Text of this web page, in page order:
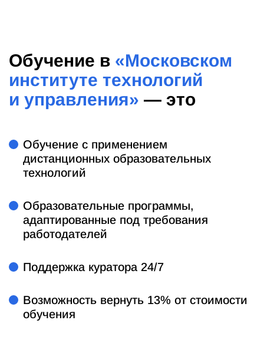
Обучение в «Московском
институте технологий
и управления» — это
Обучение с применением
дистанционных образовательных
технологий
Образовательные программы,
адаптированные под требования
работодателей
Поддержка куратора 24/7
Возможность вернуть 13% от стоимости
обучения